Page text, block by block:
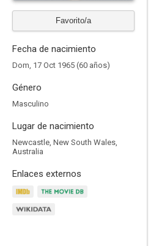
Favorito/a
Fecha de nacimiento
Dom, 17 Oct 1965 (60 años)
Género
Masculino
Lugar de nacimiento
Newcastle, New South Wales,
Australia
Enlaces externos